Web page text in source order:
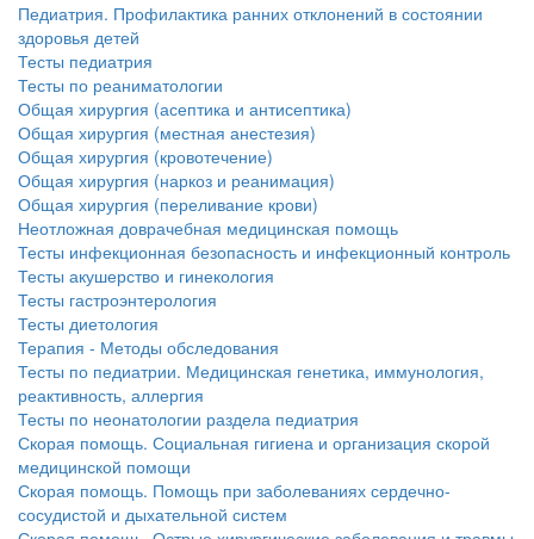
Педиатрия. Профилактика ранних отклонений в состоянии
здоровья детей
Тесты педиатрия
Тесты по реаниматологии
Общая хирургия (асептика и антисептика)
Общая хирургия (местная анестезия)
Общая хирургия (кровотечение)
Общая хирургия (наркоз и реанимация)
Общая хирургия (переливание крови)
Неотложная доврачебная медицинская помощь
Тесты инфекционная безопасность и инфекционный контроль
Тесты акушерство и гинекология
Тесты гастроэнтерология
Тесты диетология
Терапия - Методы обследования
Тесты по педиатрии. Медицинская генетика, иммунология,
реактивность, аллергия
Тесты по неонатологии раздела педиатрия
Скорая помощь. Социальная гигиена и организация скорой
медицинской помощи
Скорая помощь. Помощь при заболеваниях сердечно-
сосудистой и дыхательной систем